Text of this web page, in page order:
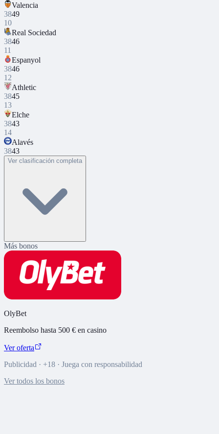
Valencia
3849
10
Real Sociedad
3846
11
Espanyol
3846
12
Athletic
3845
13
Elche
3843
14
Alavés
3843
Ver clasificación completa
Más bonos
OlyBet
Reembolso hasta 500 € en casino
Ver oferta
Publicidad · +18 · Juega con responsabilidad
Ver todos los bonos